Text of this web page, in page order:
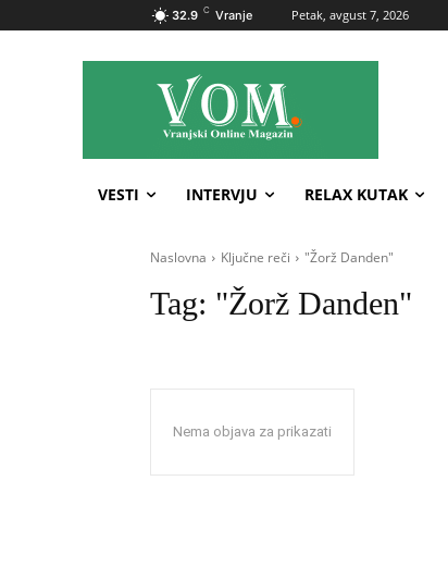
32.9 C Vranje Petak, avgust 7, 2026
VESTI INTERVJU RELAX KUTAK
Naslovna Ključne reči "Žorž Danden"
Tag: "Žorž Danden"
Nema objava za prikazati